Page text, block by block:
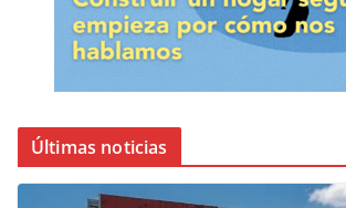
Últimas noticias